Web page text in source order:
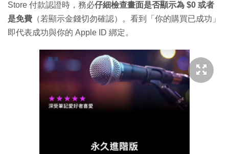
Store 付款認證時，務必仔細檢查畫面是否顯示為 $0 或者
是免費 （若顯示金錢切勿確認）。看到「你的購買已成功」
即代表成功與你的 Apple ID 綁定。